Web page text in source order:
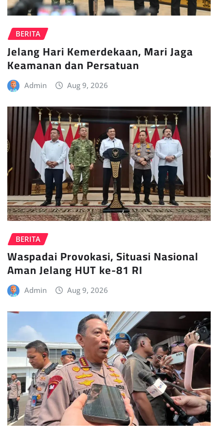
BERITA
Jelang Hari Kemerdekaan, Mari Jaga
Keamanan dan Persatuan
Admin Aug 9, 2026
BERITA
Waspadai Provokasi, Situasi Nasional
Aman Jelang HUT ke-81 RI
Admin Aug 9, 2026